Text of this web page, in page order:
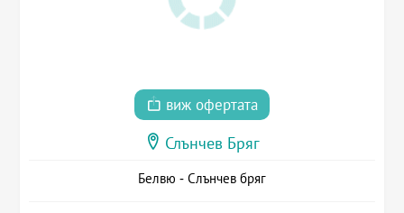
виж офертата
Слънчев Бряг
Белвю - Слънчев бряг